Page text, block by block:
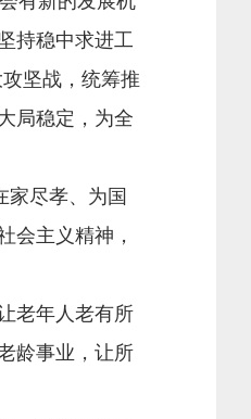
持稳中求进工
坚战，统筹推
局稳定，为全
尽孝、为国
会主义精神，
老年人老有所
龄事业，让所